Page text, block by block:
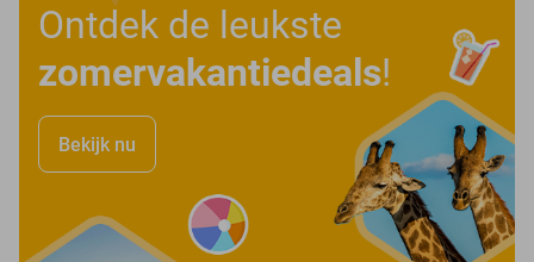
Ontdek de leukste
zomervakantiedeals!
Bekijk nu